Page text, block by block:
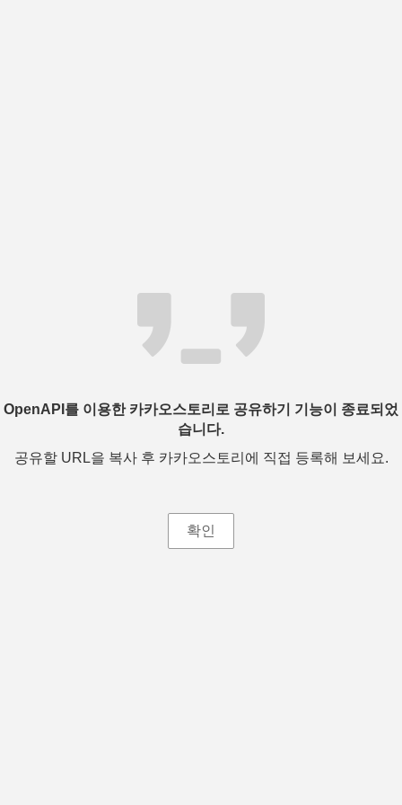
OpenAPI를 이용한 카카오스토리로 공유하기 기능이 종료되었
습니다.
공유할 URL을 복사 후 카카오스토리에 직접 등록해 보세요.
확인